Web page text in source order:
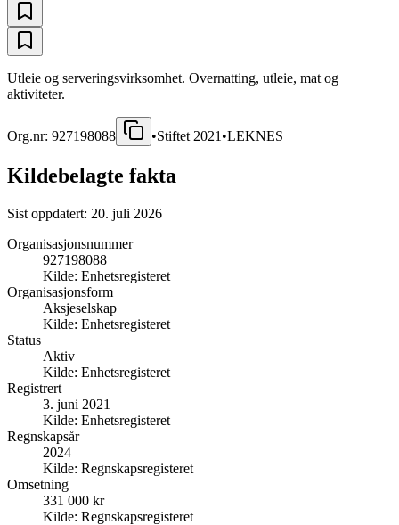
Utleie og serveringsvirksomhet. Overnatting, utleie, mat og
aktiviteter.
Org.nr: 927198088 •Stiftet 2021 •LEKNES
Kildebelagte fakta
Sist oppdatert: 20. juli 2026
Organisasjonsnummer
927198088
Kilde: Enhetsregisteret
Organisasjonsform
Aksjeselskap
Kilde: Enhetsregisteret
Status
Aktiv
Kilde: Enhetsregisteret
Registrert
3. juni 2021
Kilde: Enhetsregisteret
Regnskapsår
2024
Kilde: Regnskapsregisteret
Omsetning
331 000 kr
Kilde: Regnskapsregisteret